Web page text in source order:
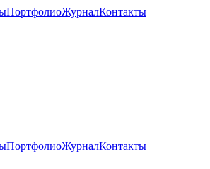
ПортфолиоЖурналКонтакты
ПортфолиоЖурналКонтакты